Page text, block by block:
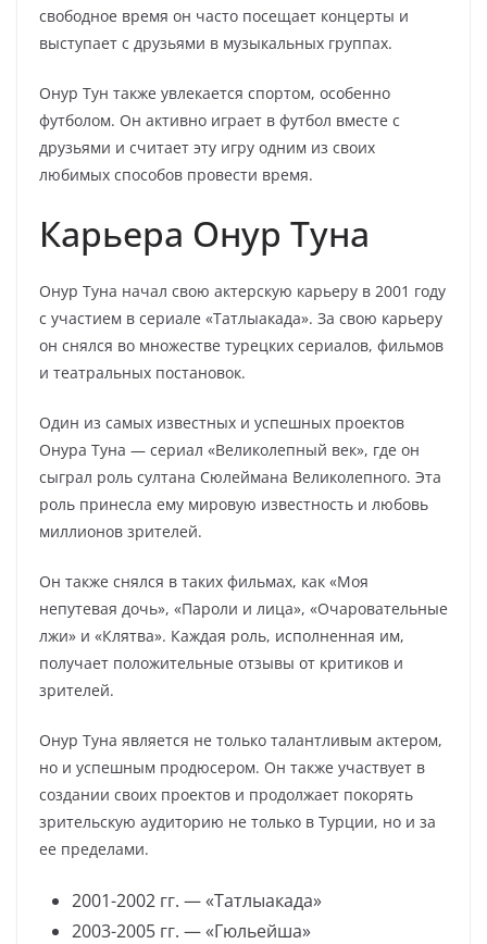
свободное время он часто посещает концерты и
выступает с друзьями в музыкальных группах.
Онур Тун также увлекается спортом, особенно
футболом. Он активно играет в футбол вместе с
друзьями и считает эту игру одним из своих
любимых способов провести время.
Карьера Онур Туна
Онур Туна начал свою актерскую карьеру в 2001 году
с участием в сериале «Татлыакада». За свою карьеру
он снялся во множестве турецких сериалов, фильмов
и театральных постановок.
Один из самых известных и успешных проектов
Онура Туна — сериал «Великолепный век», где он
сыграл роль султана Сюлеймана Великолепного. Эта
роль принесла ему мировую известность и любовь
миллионов зрителей.
Он также снялся в таких фильмах, как «Моя
непутевая дочь», «Пароли и лица», «Очаровательные
лжи» и «Клятва». Каждая роль, исполненная им,
получает положительные отзывы от критиков и
зрителей.
Онур Туна является не только талантливым актером,
но и успешным продюсером. Он также участвует в
создании своих проектов и продолжает покорять
зрительскую аудиторию не только в Турции, но и за
ее пределами.
2001-2002 гг. — «Татлыакада»
2003-2005 гг. — «Гюльейша»